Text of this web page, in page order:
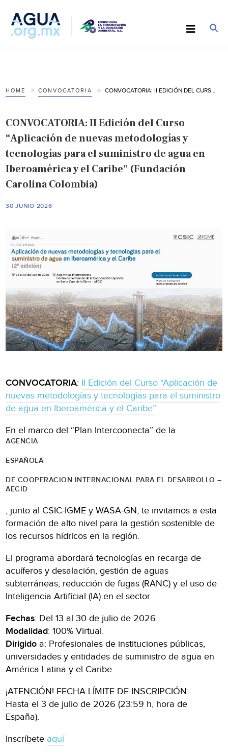
HOME CONVOCATORIA
CONVOCATORIA: II Edición del Curso
“Aplicación de nuevas metodologías y
tecnologías para el suministro de agua en
Iberoamérica y el Caribe” (Fundación
Carolina Colombia)
30 JUNIO 2026
CONVOCATORIA: II Edición del Curso “Aplicación de
nuevas metodologías y tecnologías para el suministro
de agua en Iberoamérica y el Caribe”
En el marco del “Plan Intercoonecta” de la
AGENCIA
ESPAÑOLA
DE COOPERACION INTERNACIONAL PARA EL DESARROLLO –
AECID
, junto al CSIC-IGME y WASA-GN, te invitamos a esta
formación de alto nivel para la gestión sostenible de
los recursos hídricos en la región.
El programa abordará tecnologías en recarga de
acuíferos y desalación, gestión de aguas
subterráneas, reducción de fugas (RANC) y el uso de
Inteligencia Artificial (IA) en el sector.
Fechas: Del 13 al 30 de julio de 2026.
Modalidad: 100% Virtual.
Dirigido a: Profesionales de instituciones públicas,
universidades y entidades de suministro de agua en
América Latina y el Caribe.
¡ATENCIÓN! FECHA LÍMITE DE INSCRIPCIÓN:
Hasta el 3 de julio de 2026 (23:59 h, hora de
España).
Inscríbete aquí